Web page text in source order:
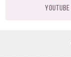
YOUTUBE